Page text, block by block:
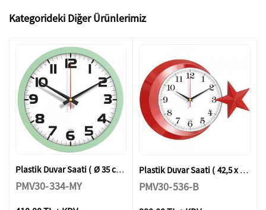
Kategorideki Diğer Ürünlerimiz
Plastik Duvar Saati ( Ø 35 cm )
PMV30-334-MY
Plastik Duvar Saati ( 42,5 x 30,5 cm )
PMV30-536-B